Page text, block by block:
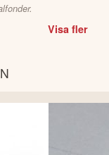
Visa fler